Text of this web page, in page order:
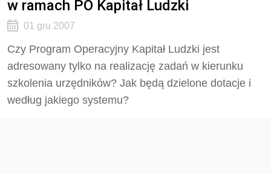
w ramach PO Kapitał Ludzki
01 gru 2007
Czy Program Operacyjny Kapitał Ludzki jest
adresowany tylko na realizację zadań w kierunku
szkolenia urzędników? Jak będą dzielone dotacje i
według jakiego systemu?